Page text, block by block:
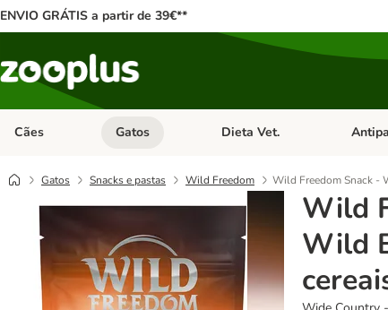
ENVIO GRÁTIS a partir de 39€**
Cães Abrir menu de categoria: Cães
Gatos Abrir menu de categoria: Gatos
Dieta Vet. Abrir
Gatos Snacks e pastas Wild Freedom Wild Freedom Snack -
Wild
Wild